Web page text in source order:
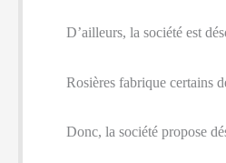
D’ailleurs, la société est
Rosières fabrique certains
Donc, la société propose